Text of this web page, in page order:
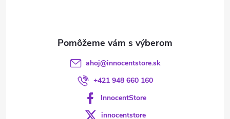
ahoj@innocentstore.sk
+421 948 660 160
InnocentStore
innocentstore